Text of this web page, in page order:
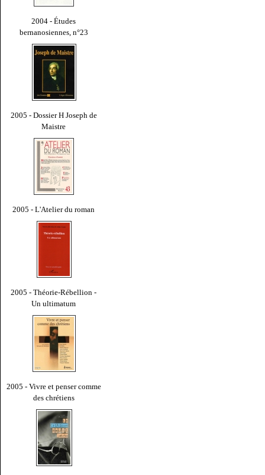
2004 - Études
bernanosiennes, n°23
2005 - Dossier H Joseph de
Maistre
2005 - L'Atelier du roman
2005 - Théorie-Rébellion -
Un ultimatum
2005 - Vivre et penser comme
des chrétiens